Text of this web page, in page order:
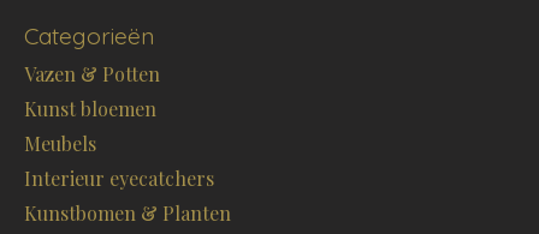
Categorieën
Vazen & Potten
Kunst bloemen
Meubels
Interieur eyecatchers
Kunstbomen & Planten